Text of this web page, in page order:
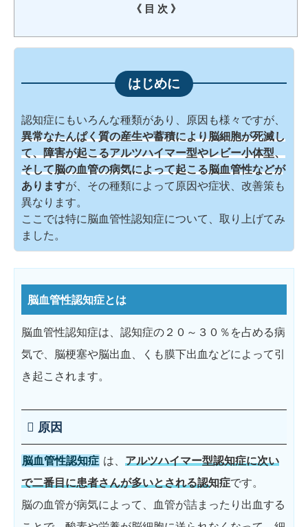
《 目 次 》
認知症にもいろんな種類があり、原因も様々ですが、
異常なたんぱく質の産生や蓄積により脳細胞が死滅し
て、障害が起こるアルツハイマー型やレビー小体型、
そして脳の血管の病気によって起こる脳血管性などが
ありますが、その種類によって原因や症状、改善策も
異なります。
ここでは特に脳血管性認知症について、取り上げてみ
ました。
脳血管性認知症とは
脳血管性認知症は、認知症の２０～３０％を占める病
気で、脳梗塞や脳出血、くも膜下出血などによって引
き起こされます。
原因
脳血管性認知症 は、 アルツハイマー型認知症に次い
で二番目に患者さんが多いとされる認知症です。
脳の血管が病気によって、血管が詰まったり出血する